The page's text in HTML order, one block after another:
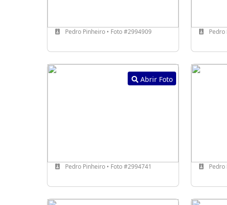
Pedro Pinheiro • Foto #2994909 Pedro
Abrir Foto
Pedro Pinheiro • Foto #2994741 Pedro